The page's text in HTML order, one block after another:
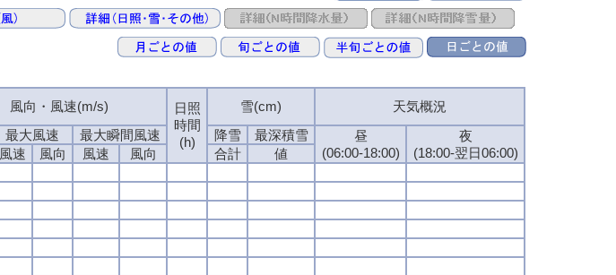
風向・風速(m/s)
日照
時間
(h)
雪(cm) 天気概況
最大風速 最大瞬間風速 降雪 最深積雪
昼
(06:00-18:00)
夜
(18:00-翌日06:00)
風速 風向 風速 風向 合計
値